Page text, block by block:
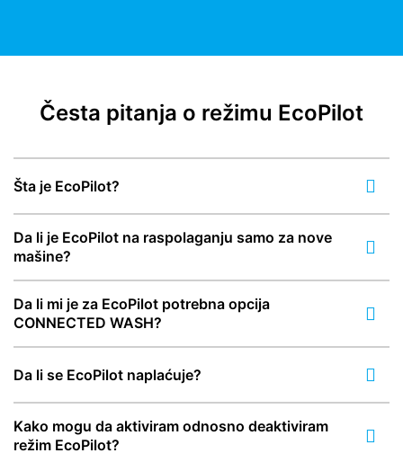
Česta pitanja o režimu EcoPilot
Šta je EcoPilot?
Da li je EcoPilot na raspolaganju samo za nove
mašine?
Da li mi je za EcoPilot potrebna opcija
CONNECTED WASH?
Da li se EcoPilot naplaćuje?
Kako mogu da aktiviram odnosno deaktiviram
režim EcoPilot?